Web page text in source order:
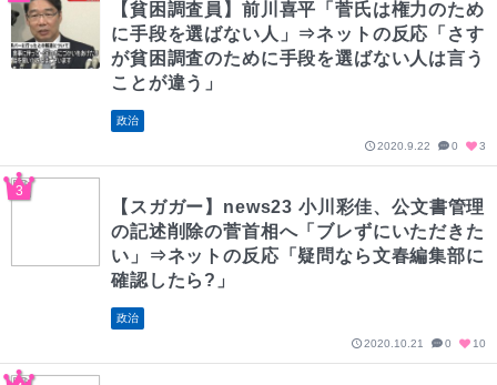
【貧困調査員】前川喜平「菅氏は権力のため
に手段を選ばない人」⇒ネットの反応「さす
が貧困調査のために手段を選ばない人は言う
ことが違う」
政治
2020.9.22 0 3
【スガガー】news23 小川彩佳、公文書管理
の記述削除の菅首相へ「ブレずにいただきた
い」⇒ネットの反応「疑問なら文春編集部に
確認したら?」
政治
2020.10.21 0 10